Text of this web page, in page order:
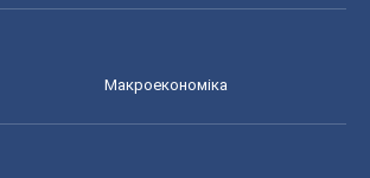
Макроекономіка